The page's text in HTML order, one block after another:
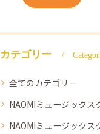
カテゴリー
全てのカテゴリー
NAOMIミュージックスク
NAOMIミュージックスク